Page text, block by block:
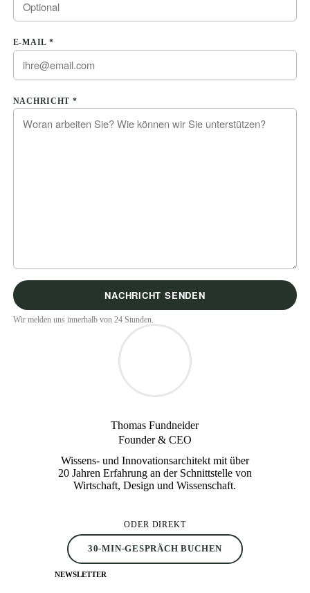
E-MAIL *
Bitte lasse dieses Feld leer.
NACHRICHT *
Wir melden uns innerhalb von 24 Stunden.
Thomas Fundneider
Founder & CEO
Wissens- und Innovationsarchitekt mit über
20 Jahren Erfahrung an der Schnittstelle von
Wirtschaft, Design und Wissenschaft.
ODER DIREKT
30-MIN-GESPRÄCH BUCHEN
NEWSLETTER